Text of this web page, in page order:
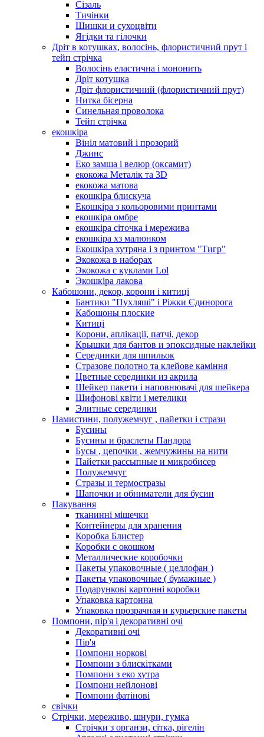
Сізаль
Тичінки
Шишки и сухоцвіти
Ягідки та гілочки
Дріт в котушках, волосінь, флористичний прут і
тейп стрічка
Волосінь еластична і мононить
Дріт котушка
Дріт флористичний (флористичний прут)
Нитка бісерна
Синельная проволока
Тейп стрічка
екошкіра
Вініл матовий і прозорий
Джинс
Еко замша і велюр (оксамит)
екокожа Металік та 3D
екокожа матова
екошкіра блискуча
Екошкіра з кольоровими принтами
екошкіра омбре
екошкіра сіточка і мережива
екошкіра хз малюнком
Екошкіра хутряна і з принтом "Тигр"
Экокожа в наборах
Экокожа с куклами Lol
Экошкiра лакова
Кабошони, декор, корони і китиці
Бантики "Пухляші" і Ріжки Єдинорога
Кабошоны плоские
Китиці
Корони, аплікації, патчі, декор
Крышки для бантов и эпоксидные наклейки
Серединки для шпильок
Стразове полотно та клейове каміння
Цветные серединки из акрила
Шейкер пакети і наповнювачі для шейкера
Шифонові квіти і метелики
Элитные серединки
Намистини, полужемчуг , пайетки і стрази
Бусины
Бусины и браслеты Пандора
Бусы , цепочки , жемчужины на нити
Пайетки рассыпные и микробисер
Полужемчуг
Стразы и термостразы
Шапочки и обниматели для бусин
Пакування
тканинні мішечки
Контейнеры для хранения
Коробка Блистер
Коробки с окошком
Металлические коробочки
Пакеты упаковочные ( целлофан )
Пакеты упаковочные ( бумажные )
Подарункові картонні коробки
Упаковка картонна
Упаковка прозрачная и курьерские пакеты
Помпони, пір'я і декоративні очі
Декоративні очі
Пір'я
Помпони норкові
Помпони з блискітками
Помпони з еко хутра
Помпони нейлонові
Помпони фатінові
свічки
Стрічки, мереживо, шнури, гумка
Стрічки з органзи, сітка, рігелін